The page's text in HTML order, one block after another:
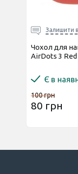
Залишити
Чохол для
AirDots 3 Red
Є в
100 грн
80 грн